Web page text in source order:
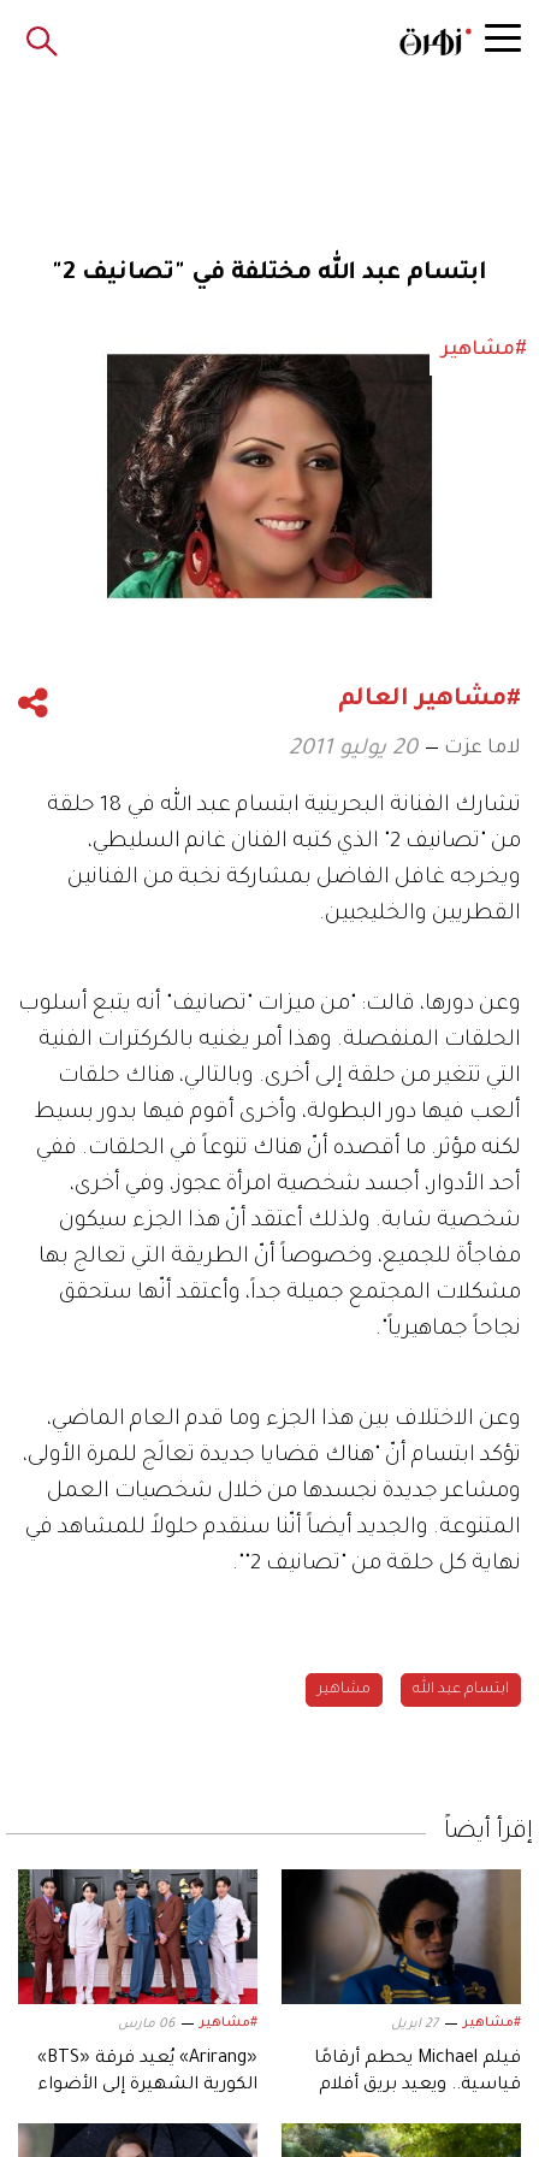
ابتسام عبد الله مختلفة في "تصانيف 2"
#مشاهير
#مشاهير العالم
لاما عزت 20 يوليو 2011
تشارك الفنانة البحرينية ابتسام عبد الله في 18 حلقة
من "تصانيف 2" الذي كتبه الفنان غانم السليطي،
ويخرجه غافل الفاضل بمشاركة نخبة من الفنانين
القطريين والخليجيين.
وعن دورها، قالت: "من ميزات "تصانيف" أنه يتبع أسلوب
الحلقات المنفصلة. وهذا أمر يغنيه بالكركترات الفنية
التي تتغير من حلقة إلى أخرى. وبالتالي، هناك حلقات
ألعب فيها دور البطولة، وأخرى أقوم فيها بدور بسيط
لكنه مؤثر. ما أقصده أنّ هناك تنوعاً في الحلقات. ففي
أحد الأدوار، أجسد شخصية امرأة عجوز، وفي أخرى،
شخصية شابة. ولذلك أعتقد أنّ هذا الجزء سيكون
مفاجأة للجميع، وخصوصاً أنّ الطريقة التي تعالج بها
مشكلات المجتمع جميلة جداً، وأعتقد أنّها ستحقق
نجاحاً جماهيرياً".
وعن الاختلاف بين هذا الجزء وما قدم العام الماضي،
تؤكد ابتسام أنّ "هناك قضايا جديدة تعالَج للمرة الأولى،
ومشاعر جديدة نجسدها من خلال شخصيات العمل
المتنوعة. والجديد أيضاً أنّنا سنقدم حلولاً للمشاهد في
نهاية كل حلقة من "تصانيف 2"".
ابتسام عبد الله مشاهير
إقرأ أيضاً
#مشاهير 27 ابريل
فيلم Michael يحطم أرقامًا
قياسية.. ويعيد بريق أفلام
#مشاهير 06 مارس
«Arirang» يُعيد فرقة «BTS»
الكورية الشهيرة إلى الأضواء